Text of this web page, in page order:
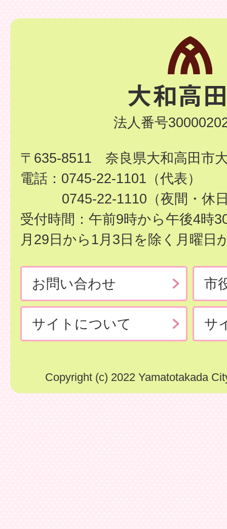
法人番号
〒635-8511 奈良県大和高田市
電話：0745-22-1101（代表）
0745-22-1110（夜間・休
受付時間：午前9時から午後4時
月29日から1月3日を除く月曜日
お問い合わせ 市
サイトについて サ
Copyright (c) 2022 Yamatotakada